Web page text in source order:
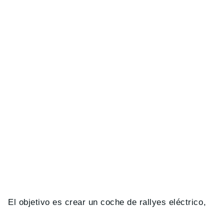
El objetivo es crear un coche de rallyes eléctrico,